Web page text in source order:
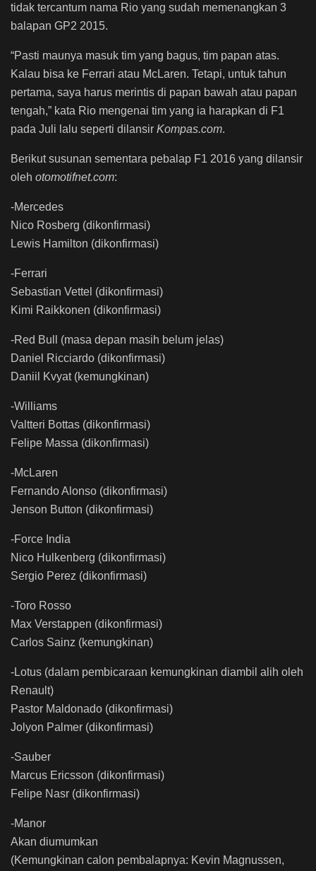
tidak tercantum nama Rio yang sudah memenangkan 3
balapan GP2 2015.
“Pasti maunya masuk tim yang bagus, tim papan atas.
Kalau bisa ke Ferrari atau McLaren. Tetapi, untuk tahun
pertama, saya harus merintis di papan bawah atau papan
tengah,” kata Rio mengenai tim yang ia harapkan di F1
pada Juli lalu seperti dilansir Kompas.com.
Berikut susunan sementara pebalap F1 2016 yang dilansir
oleh otomotifnet.com:
-Mercedes
Nico Rosberg (dikonfirmasi)
Lewis Hamilton (dikonfirmasi)
-Ferrari
Sebastian Vettel (dikonfirmasi)
Kimi Raikkonen (dikonfirmasi)
-Red Bull (masa depan masih belum jelas)
Daniel Ricciardo (dikonfirmasi)
Daniil Kvyat (kemungkinan)
-Williams
Valtteri Bottas (dikonfirmasi)
Felipe Massa (dikonfirmasi)
-McLaren
Fernando Alonso (dikonfirmasi)
Jenson Button (dikonfirmasi)
-Force India
Nico Hulkenberg (dikonfirmasi)
Sergio Perez (dikonfirmasi)
-Toro Rosso
Max Verstappen (dikonfirmasi)
Carlos Sainz (kemungkinan)
-Lotus (dalam pembicaraan kemungkinan diambil alih oleh
Renault)
Pastor Maldonado (dikonfirmasi)
Jolyon Palmer (dikonfirmasi)
-Sauber
Marcus Ericsson (dikonfirmasi)
Felipe Nasr (dikonfirmasi)
-Manor
Akan diumumkan
(Kemungkinan calon pembalapnya: Kevin Magnussen,